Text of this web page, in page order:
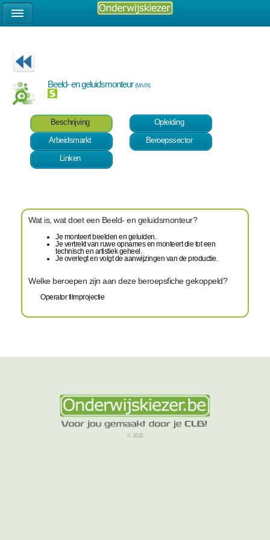
Beeld- en geluidsmonteur(M/V/X)
Beschrijving
Opleiding
Arbeidsmarkt
Beroepssector
Linken
Wat is, wat doet een Beeld- en geluidsmonteur?
Je monteert beelden en geluiden.
Je vertrekt van ruwe opnames en monteert die tot een
technisch en artistiek geheel.
Je overlegt en volgt de aanwijzingen van de productie.
Welke beroepen zijn aan deze beroepsfiche gekoppeld?
Operator filmprojectie
© 2026